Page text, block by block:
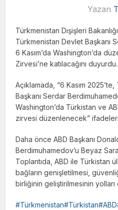
Yazan
Türkmenistan Dışişleri
Türkmenistan Devlet Başkanı
6 Kasım’da Washington’da
Zirvesi’ne katılacağını duyurdu.
Açıklamada, “6 Kasım
Başkanı Serdar
Washington’da Türkistan ve
zirvesi düzenlenecek”
Daha önce ABD Başkanı
Berdimuhamedov’u Beyaz
Toplantıda, ABD ile Türkistan
bağların genişletilmesi,
birliğinin geliştirilmesinin yolları